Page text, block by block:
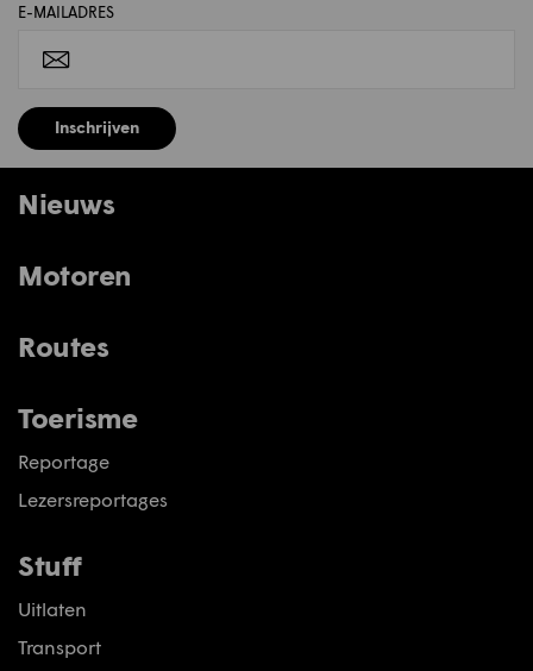
E-MAILADRES
Inschrijven
Nieuws
Motoren
Routes
Toerisme
Reportage
Lezersreportages
Stuff
Uitlaten
Transport